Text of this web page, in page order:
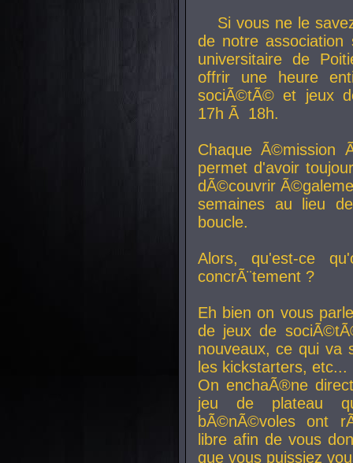
Si vous ne le
de notre
universitaire de
offrir une heure
sociÃ©tÃ© et jeux
17h Ã 18h.
Chaque Ã©mission
permet d'avoir
dÃ©couvrir
semaines au lieu
boucle.
Alors, qu'est-ce
concrÃ¨tement ?
Eh bien on vous
de jeux de
nouveaux, ce qui va
les kickstarters, etc...
On enchaÃ®ne
jeu de plateau
bÃ©nÃ©voles ont
libre afin de vous
que vous puissiez